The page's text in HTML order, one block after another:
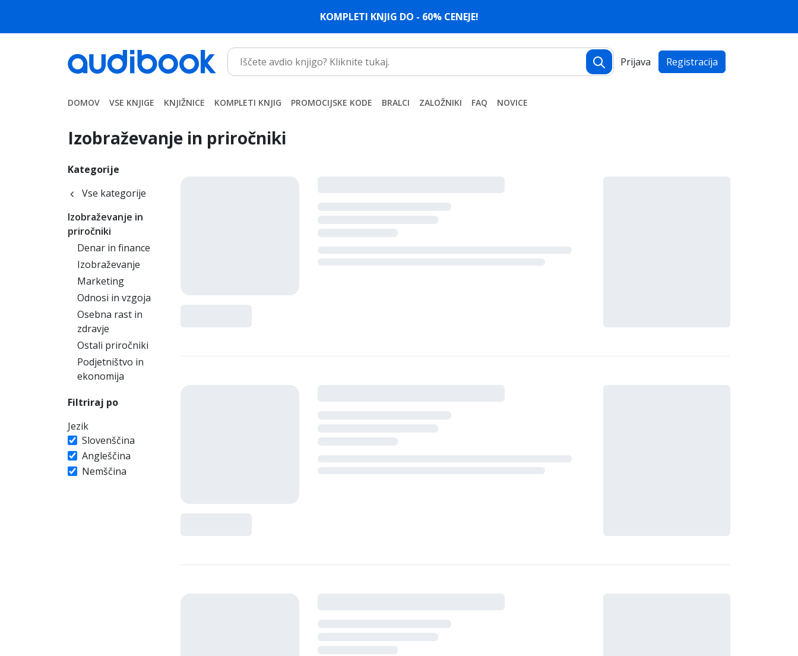
KOMPLETI KNJIG DO - 60% CENEJE!
Prijava Registracija
DOMOV VSE KNJIGE KNJIŽNICE KOMPLETI KNJIG PROMOCIJSKE KODE BRALCI ZALOŽNIKI FAQ NOVICE
Izobraževanje in priročniki
Kategorije
Vse kategorije
Izobraževanje in
priročniki
Denar in finance
Izobraževanje
Marketing
Odnosi in vzgoja
Osebna rast in
zdravje
Ostali priročniki
Podjetništvo in
ekonomija
Filtriraj po
Jezik
Slovenščina
Angleščina
Nemščina